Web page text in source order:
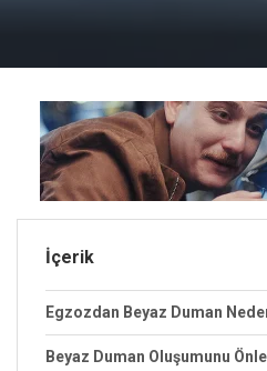
İçerik
Egzozdan Beyaz Duman
Beyaz Duman Oluşumunu